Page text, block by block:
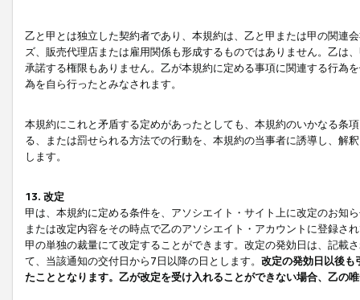
乙と甲とは独立した契約者であり、本規約は、乙と甲または甲の関連
ズ、販売代理店または雇用関係も形成するものではありません。乙は
承諾する権限もありません。乙が本規約に定める事項に関連する行為
為を自ら行ったとみなされます。
本規約にこれと矛盾する定めがあったとしても、本規約のいかなる条
る、または罰せられる方法での行動を、本規約の当事者に誘導し、解
します。
13. 改定
甲は、本規約に定める条件を、アソシエイト・サイト上に改定のお知
または改定内容をその時点で乙のアソシエイト・アカウントに登録さ
甲の単独の裁量にて改定することができます。改定の発効日は、記載
て、当該通知の交付日から7日以降の日とします。 改定の発効日以後も
たこととなります。乙が改定を受け入れることができない場合、乙の